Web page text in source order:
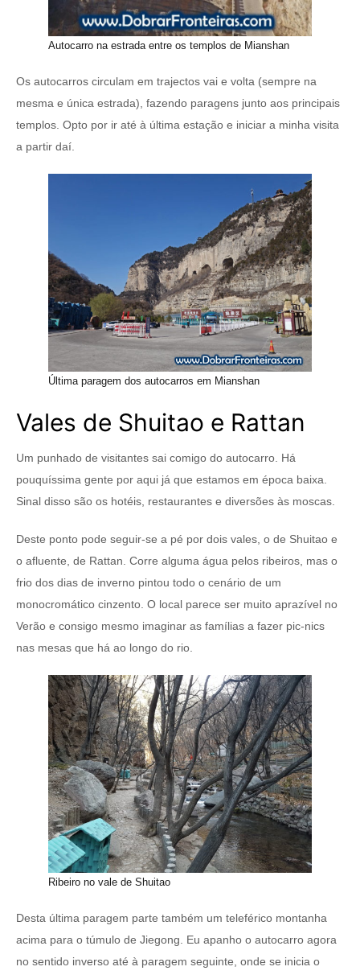
Autocarro na estrada entre os templos de Mianshan
Os autocarros circulam em trajectos vai e volta (sempre na
mesma e única estrada), fazendo paragens junto aos principais
templos. Opto por ir até à última estação e iniciar a minha visita
a partir daí.
Última paragem dos autocarros em Mianshan
Vales de Shuitao e Rattan
Um punhado de visitantes sai comigo do autocarro. Há
pouquíssima gente por aqui já que estamos em época baixa.
Sinal disso são os hotéis, restaurantes e diversões às moscas.
Deste ponto pode seguir-se a pé por dois vales, o de Shuitao e
o afluente, de Rattan. Corre alguma água pelos ribeiros, mas o
frio dos dias de inverno pintou todo o cenário de um
monocromático cinzento. O local parece ser muito aprazível no
Verão e consigo mesmo imaginar as famílias a fazer pic-nics
nas mesas que há ao longo do rio.
Ribeiro no vale de Shuitao
Desta última paragem parte também um teleférico montanha
acima para o túmulo de Jiegong. Eu apanho o autocarro agora
no sentido inverso até à paragem seguinte, onde se inicia o